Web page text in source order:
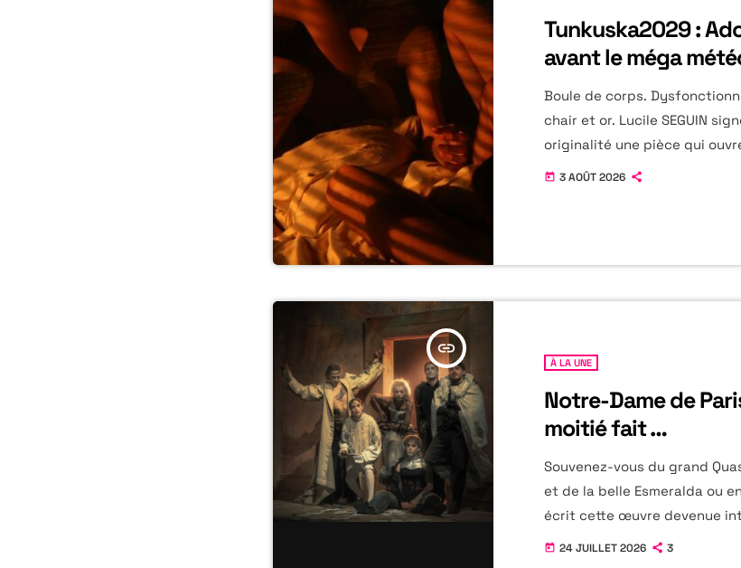
Tunkuska2029 :
avant le méga
Boule de corps.
chair et or. Lucile SEGUIN
originalité une pièce qui
la fiction et le monde de
succès. Bien avant que
today 3 AOÛT 2026
insert_link
À LA UNE
Notre-Dame de
moitié fait …
Souvenez-vous du grand
et de la belle Esmeralda ou
écrit cette œuvre devenue
HUGO ? Notre-Dame de Paris
today 24 JUILLET 2026 3